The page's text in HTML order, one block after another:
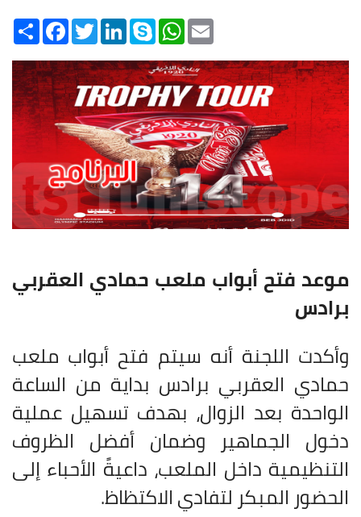
Share
FacebookTwitterLinkedInSkype
WhatsAppEmail
موعد فتح أبواب ملعب حمادي العقربي
برادس
وأكدت اللجنة أنه سيتم فتح أبواب ملعب
حمادي العقربي برادس بداية من الساعة
الواحدة بعد الزوال، بهدف تسهيل عملية
دخول الجماهير وضمان أفضل الظروف
التنظيمية داخل الملعب، داعيةً الأحباء إلى
الحضور المبكر لتفادي الاكتظاظ.